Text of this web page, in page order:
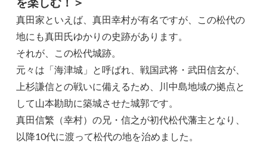
真田家といえば、真田幸村が有名ですが、この松代の
地にも真田氏ゆかりの史跡があります。
それが、この松代城跡。
元々は「海津城」と呼ばれ、戦国武将・武田信玄が、
上杉謙信との戦いに備えるため、川中島地域の拠点と
して山本勘助に築城させた城郭です。
真田信繁（幸村）の兄・信之が初代松代藩主となり、
以降10代に渡って松代の地を治めました。